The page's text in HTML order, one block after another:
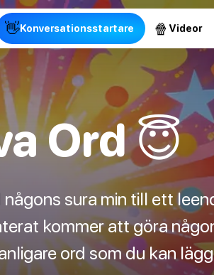
👋Konversationsstartare 🍿 Videor
Ord 😇
sura min till ett
kommer att göra
ord som du kan